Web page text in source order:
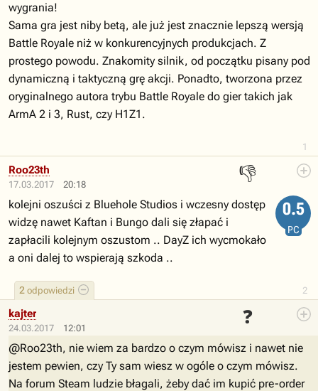
1
wygrania!
Sama gra jest niby betą, ale już jest znacznie lepszą wersją
Battle Royale niż w konkurencyjnych produkcjach. Z
prostego powodu. Znakomity silnik, od początku pisany pod
dynamiczną i taktyczną grę akcji. Ponadto, tworzona przez
oryginalnego autora trybu Battle Royale do gier takich jak
ArmA 2 i 3, Rust, czy H1Z1.
17.03.2017 20:18
👎
2
2 odpowiedzi
Roo23th
0.5
PC
kolejni oszuści z Bluehole Studios i wczesny dostęp
widzę nawet Kaftan i Bungo dali się złapać i
zapłacili kolejnym oszustom .. DayZ ich wycmokało
a oni dalej to wspierają szkoda ..
24.03.2017 12:01
❓
kajter
@Roo23th, nie wiem za bardzo o czym mówisz i nawet nie
jestem pewien, czy Ty sam wiesz w ogóle o czym mówisz.
Na forum Steam ludzie błagali, żeby dać im kupić pre-order